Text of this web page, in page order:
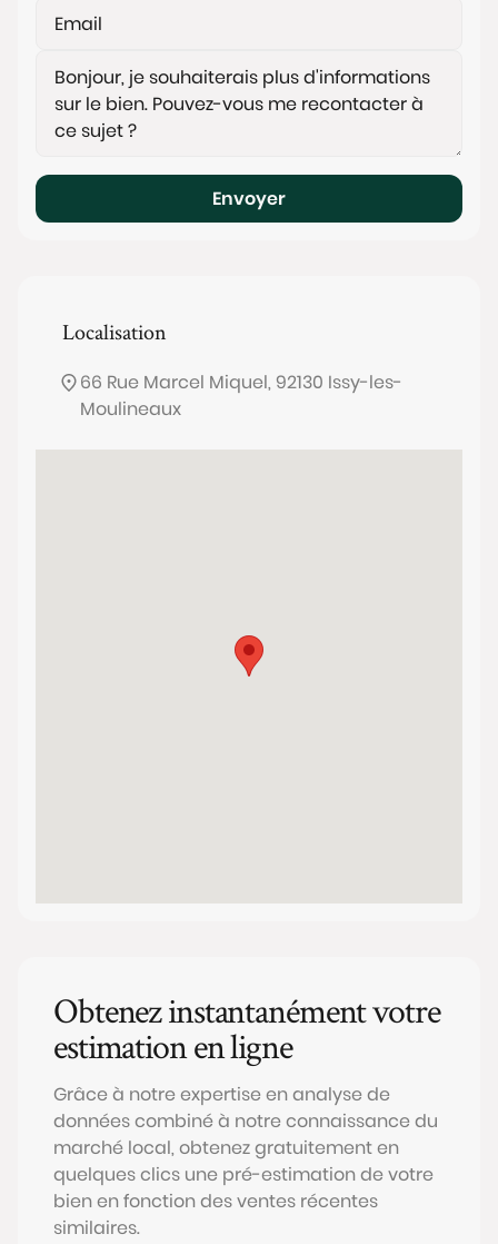
Envoyer
Localisation
66 Rue Marcel Miquel, 92130 Issy-les-
Moulineaux
Obtenez instantanément votre
estimation en ligne
Grâce à notre expertise en analyse de
données combiné à notre connaissance du
marché local, obtenez gratuitement en
quelques clics une pré-estimation de votre
bien en fonction des ventes récentes
similaires.